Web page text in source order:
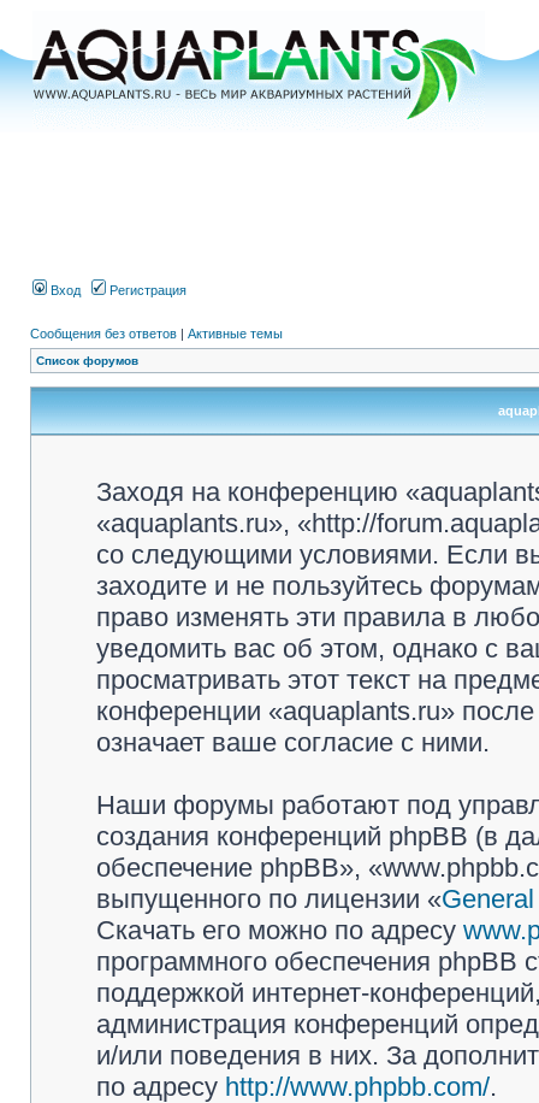
Вход Регистрация
Сообщения без ответов | Активные темы
Список форумов
Заходя на конференцию
«aquaplants.ru», «http://
со следующими условиями. Если
заходите и не пользуйтесь
право изменять эти правила в
уведомить вас об этом, однако с
просматривать этот текст на
конференции «aquaplants.ru»
означает ваше согласие с ними.
Наши форумы работают под
создания конференций phpBB (в
обеспечение phpBB»,
выпущенного по лицензии «
Скачать его можно по адресу
программного обеспечения phpBB
поддержкой интернет-
администрация конференций
и/или поведения в них. За
по адресу http://www.phpbb.com/.